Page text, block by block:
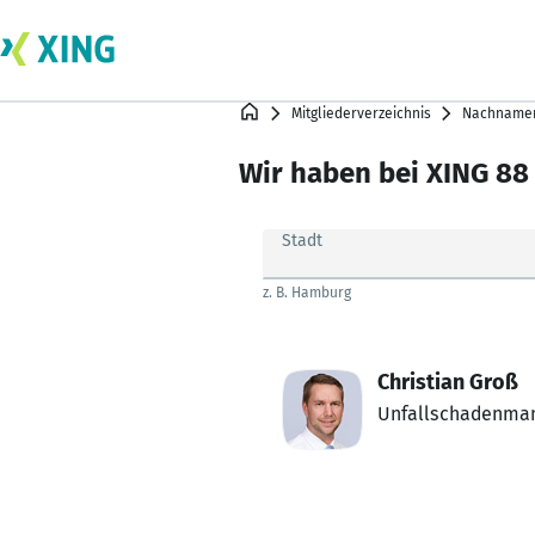
Mitgliederverzeichnis
Wir haben bei XING
Stadt
z. B. Hamburg
Christian Groß